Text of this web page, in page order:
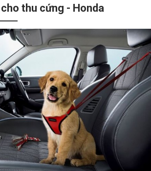
cho thu cứng - Honda